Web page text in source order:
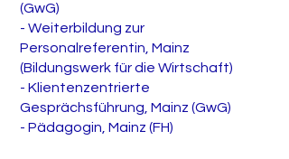
(GwG)
- Weiterbildung zur
Personalreferentin, Mainz
(Bildungswerk für die Wirtschaft)
- Klientenzentrierte
Gesprächsführung, Mainz (GwG)
- Pädagogin, Mainz (FH)